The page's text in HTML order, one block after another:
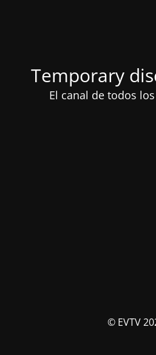
Temporary
El canal de todos
© EVTV